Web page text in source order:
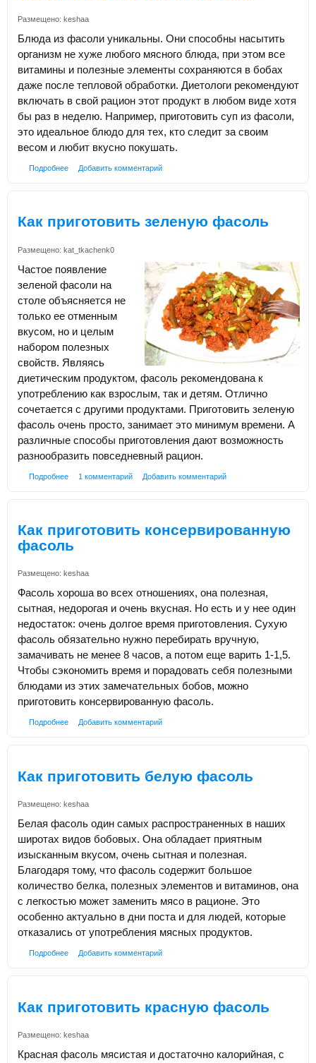
Размещено: keshaa
Блюда из фасоли уникальны. Они способны насытить
организм не хуже любого мясного блюда, при этом все
витамины и полезные элементы сохраняются в бобах
даже после тепловой обработки. Диетологи рекомендуют
включать в свой рацион этот продукт в любом виде хотя
бы раз в неделю. Например, приготовить суп из фасоли,
это идеальное блюдо для тех, кто следит за своим
весом и любит вкусно покушать.
Подробнее Добавить комментарий
Как приготовить зеленую фасоль
Размещено: kat_tkachenk0
Частое появление
зеленой фасоли на
столе объясняется не
только ее отменным
вкусом, но и целым
набором полезных
свойств. Являясь
диетическим продуктом, фасоль рекомендована к
употреблению как взрослым, так и детям. Отлично
сочетается с другими продуктами. Приготовить зеленую
фасоль очень просто, занимает это минимум времени. А
различные способы приготовления дают возможность
разнообразить повседневный рацион.
Подробнее 1 комментарий Добавить комментарий
Как приготовить консервированную
фасоль
Размещено: keshaa
Фасоль хороша во всех отношениях, она полезная,
сытная, недорогая и очень вкусная. Но есть и у нее один
недостаток: очень долгое время приготовления. Сухую
фасоль обязательно нужно перебирать вручную,
замачивать не менее 8 часов, а потом еще варить 1-1,5.
Чтобы сэкономить время и порадовать себя полезными
блюдами из этих замечательных бобов, можно
приготовить консервированную фасоль.
Подробнее Добавить комментарий
Как приготовить белую фасоль
Размещено: keshaa
Белая фасоль один самых распространенных в наших
широтах видов бобовых. Она обладает приятным
изысканным вкусом, очень сытная и полезная.
Благодаря тому, что фасоль содержит большое
количество белка, полезных элементов и витаминов, она
с легкостью может заменить мясо в рационе. Это
особенно актуально в дни поста и для людей, которые
отказались от употребления мясных продуктов.
Подробнее Добавить комментарий
Как приготовить красную фасоль
Размещено: keshaa
Красная фасоль мясистая и достаточно калорийная, с